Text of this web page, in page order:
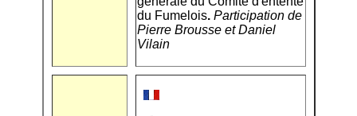
du Fumelois. Participation de
Pierre Brousse et Daniel
Vilain